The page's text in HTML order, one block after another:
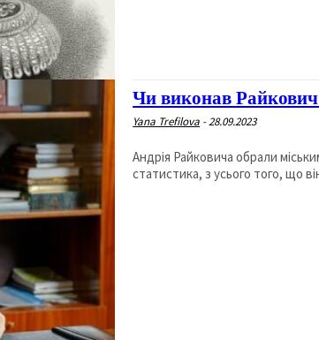
Чи виконав Райкович
Yana Trefilova -28.09.2023
Андрія Райковича обрали
статистика, з усього того, що